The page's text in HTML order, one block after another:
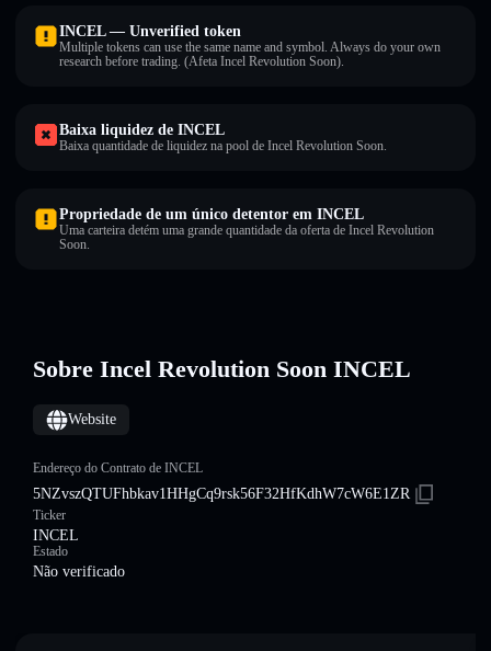
INCEL — Unverified token
Multiple tokens can use the same name and symbol. Always do your own
research before trading. (Afeta Incel Revolution Soon).
Baixa liquidez de INCEL
Baixa quantidade de liquidez na pool de Incel Revolution Soon.
Propriedade de um único detentor em INCEL
Uma carteira detém uma grande quantidade da oferta de Incel Revolution
Soon.
Sobre Incel Revolution Soon INCEL
Website
Endereço do Contrato de INCEL
5NZvszQTUFhbkav1HHgCq9rsk56F32HfKdhW7cW6E1ZR
Ticker
INCEL
Estado
Não verificado